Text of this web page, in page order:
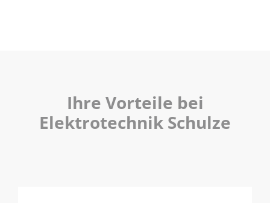
Ihre Vorteile bei
Elektrotechnik Schulze